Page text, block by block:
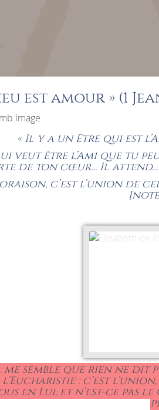
est amour » (1
« Il y a un Etre qui est
veut être l’Ami que tu
de ton cœur… Il attend…
c’est l’union de
me semble que rien ne dit
l’Eucharistie : c’est
en Lui, et n’est-ce pas